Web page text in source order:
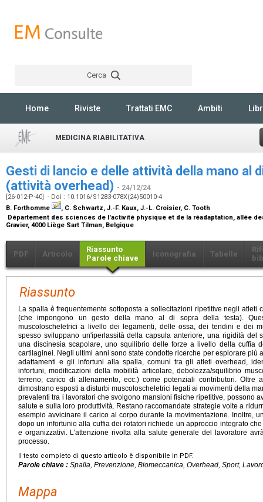
Cerca
Home Riviste Trattati EMC Ambiti
MEDICINA RIABILITATIVA
Gesti di lancio e delle attività della mano al
(attività overhead) - 24/12/24
[26-012-P-40] - Doi : 10.1016/S1283-078X(24)50010-4
B. Forthomme
, C. Schwartz, J.-F. Kaux, J.-L. Croisier, C. Tooth
Département des sciences de l'activité physique et de la réadaptation, allée
Gravier, 4000 Liège Sart Tilman, Belgique
PDF Articolo
Riassunto
Parole chiave
Iconografia Tabelle
Riassunto
La spalla è frequentemente sottoposta a sollecitazioni ripetitive negli atleti
(che impongono un gesto della mano al di sopra della testa).
muscoloscheletrici a livello dei legamenti, delle ossa, dei tendini e dei
spesso sviluppano un'iperlassità della capsula anteriore, una rigidità del
una discinesia scapolare, uno squilibrio delle forze a livello della cuffia
cartilaginei. Negli ultimi anni sono state condotte ricerche per esplorare più
adattamenti e gli infortuni alla spalla, comuni tra gli atleti overhead,
infortuni, modificazioni della mobilità articolare, debolezza/squilibrio
terreno, carico di allenamento, ecc.) come potenziali contributori. Oltre
dimostrano esposti a disturbi muscoloscheletrici legati ai movimenti della
prevalenti tra i lavoratori che svolgono mansioni fisiche ripetitive, possono
salute e sulla loro produttività. Restano raccomandate strategie volte a
esempio avvicinare il carico al corpo durante la movimentazione. Inoltre,
dopo un infortunio alla cuffia dei rotatori richiede un approccio integrato
e organizzativi. L'attenzione rivolta alla salute generale del lavoratore
processo.
Il testo completo di questo articolo è disponibile in PDF.
Parole chiave : Spalla, Prevenzione, Biomeccanica, Overhead, Sport,
Mappa